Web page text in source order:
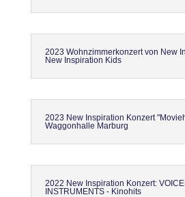
2023 Wohnzimmerkonzert von New
New Inspiration Kids
2023 New Inspiration Konzert
Waggonhalle Marburg
2022 New Inspiration Konzert:
INSTRUMENTS - Kinohits